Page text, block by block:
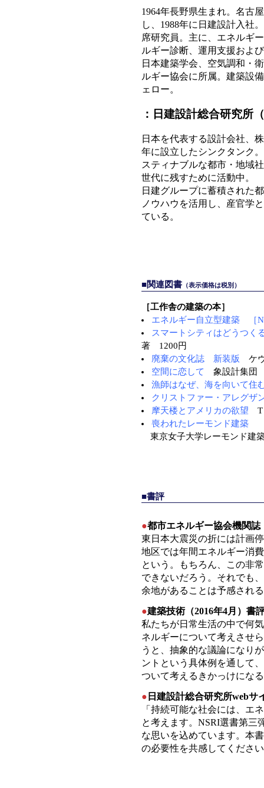
1964年長野県生まれ。名古
し、1988年に日建設計入社
席研究員。主に、エネルギ
ルギー診断、運用支援およ
日本建築学会、空気調和・
ルギー協会に所属。建築設
ェロー。
：日建設計総合研究所
日本を代表する設計会社、
年に設立したシンクタンク
スティナブルな都市・地域
世代に残すために活動中。
日建グループに蓄積された
ノウハウを活用し、産官学
ている。
■関連図書 （表示価格は税別）
［工作舎の建築の本］
エネルギー自立型建築 ［
スマートシティはどうつ
著 1200円
廃棄の文化誌 新装版 ケ
空間に恋して
象設計集団
漁師はなぜ、海を向いて住
クリストファー・アレグザ
摩天楼とアメリカの欲望 T
喪われたレーモンド建築
東京女子大学レーモンド建
■書評
●都市エネルギー協会機関
東日本大震災の折には計画
地区では年間エネルギー消
という。もちろん、この非
できないだろう。それでも
余地があることは予感され
●建築技術（2016年4月）書
私たちが日常生活の中で何
ネルギーについて考えさせ
うと、抽象的な議論になり
ントという具体例を通して
ついて考えるきかっけにな
● 日建設計総合研究所webサ
「持続可能な社会には、エ
と考えます。NSRI選書第三
な思いを込めています。本
の必要性を共感してくださ